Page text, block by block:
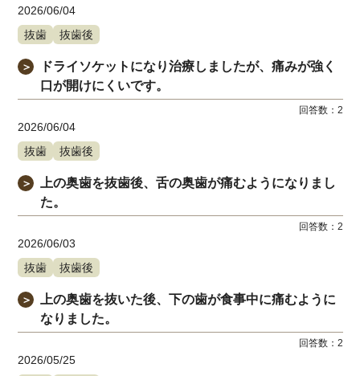
2026/06/04
抜歯
抜歯後
＞
ドライソケットになり治療しましたが、痛みが強く
口が開けにくいです。
回答数： 2
2026/06/04
抜歯
抜歯後
＞
上の奥歯を抜歯後、舌の奥歯が痛むようになりまし
た。
回答数： 2
2026/06/03
抜歯
抜歯後
＞
上の奥歯を抜いた後、下の歯が食事中に痛むように
なりました。
回答数： 2
2026/05/25